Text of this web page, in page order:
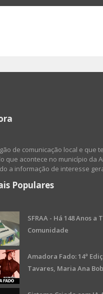
de comunicação local e que
que acontece no município da
a informação de interesse
Populares
SFRAA - Há 148 Anos
Comunidade
Amadora Fado: 14ª
Tavares, Maria Ana